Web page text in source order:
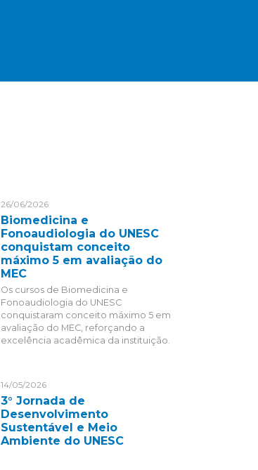
26/06/2026
Biomedicina e
Fonoaudiologia do UNESC
conquistam conceito
máximo 5 em avaliação do
MEC
Os cursos de Biomedicina e
Fonoaudiologia do UNESC
conquistaram conceito máximo 5 em
avaliação do MEC, reforçando a
excelência acadêmica da instituição.
14/05/2026
3° Jornada de
Desenvolvimento
Sustentável e Meio
Ambiente do UNESC